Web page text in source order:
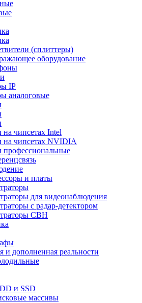
(сплиттеры)
оборудование
IP
аналоговые
чипсетах Intel
на чипсетах NVIDIA
профессиональные
и платы
для видеонаблюдения
с радар-детектором
СВН
и дополненная реальности
и SSD
массивы